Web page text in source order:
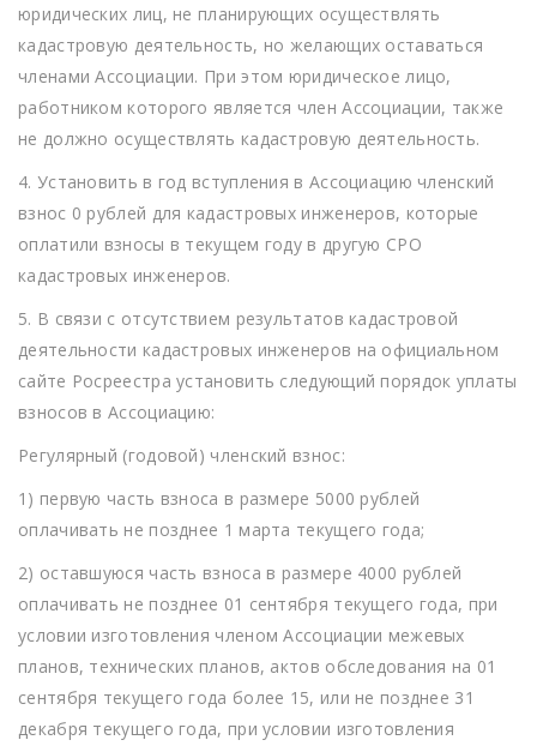
юридических лиц, не планирующих осуществлять
кадастровую деятельность, но желающих оставаться
членами Ассоциации. При этом юридическое лицо,
работником которого является член Ассоциации, также
не должно осуществлять кадастровую деятельность.
4. Установить в год вступления в Ассоциацию членский
взнос 0 рублей для кадастровых инженеров, которые
оплатили взносы в текущем году в другую СРО
кадастровых инженеров.
5. В связи с отсутствием результатов кадастровой
деятельности кадастровых инженеров на официальном
сайте Росреестра установить следующий порядок уплаты
взносов в Ассоциацию:
Регулярный (годовой) членский взнос:
1) первую часть взноса в размере 5000 рублей
оплачивать не позднее 1 марта текущего года;
2) оставшуюся часть взноса в размере 4000 рублей
оплачивать не позднее 01 сентября текущего года, при
условии изготовления членом Ассоциации межевых
планов, технических планов, актов обследования на 01
сентября текущего года более 15, или не позднее 31
декабря текущего года, при условии изготовления